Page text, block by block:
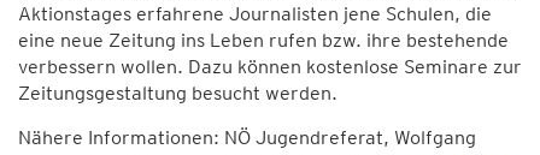
Aktionstages erfahrene Journalisten jene Schulen, die
eine neue Zeitung ins Leben rufen bzw. ihre bestehende
verbessern wollen. Dazu können kostenlose Seminare zur
Zeitungsgestaltung besucht werden.
Nähere Informationen: NÖ Jugendreferat, Wolfgang